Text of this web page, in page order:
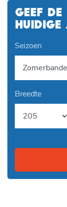
GEEF
Seizoen
Breedte